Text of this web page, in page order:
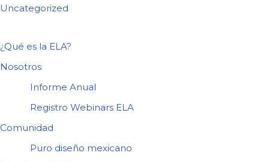
Uncategorized
¿Qué es la ELA?
Nosotros
Informe Anual
Registro Webinars ELA
Comunidad
Puro diseño mexicano